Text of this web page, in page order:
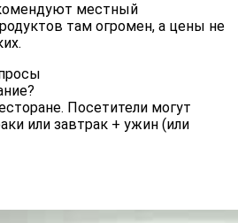
местный
там огромен, а цены не
Посетители могут
или завтрак + ужин (или